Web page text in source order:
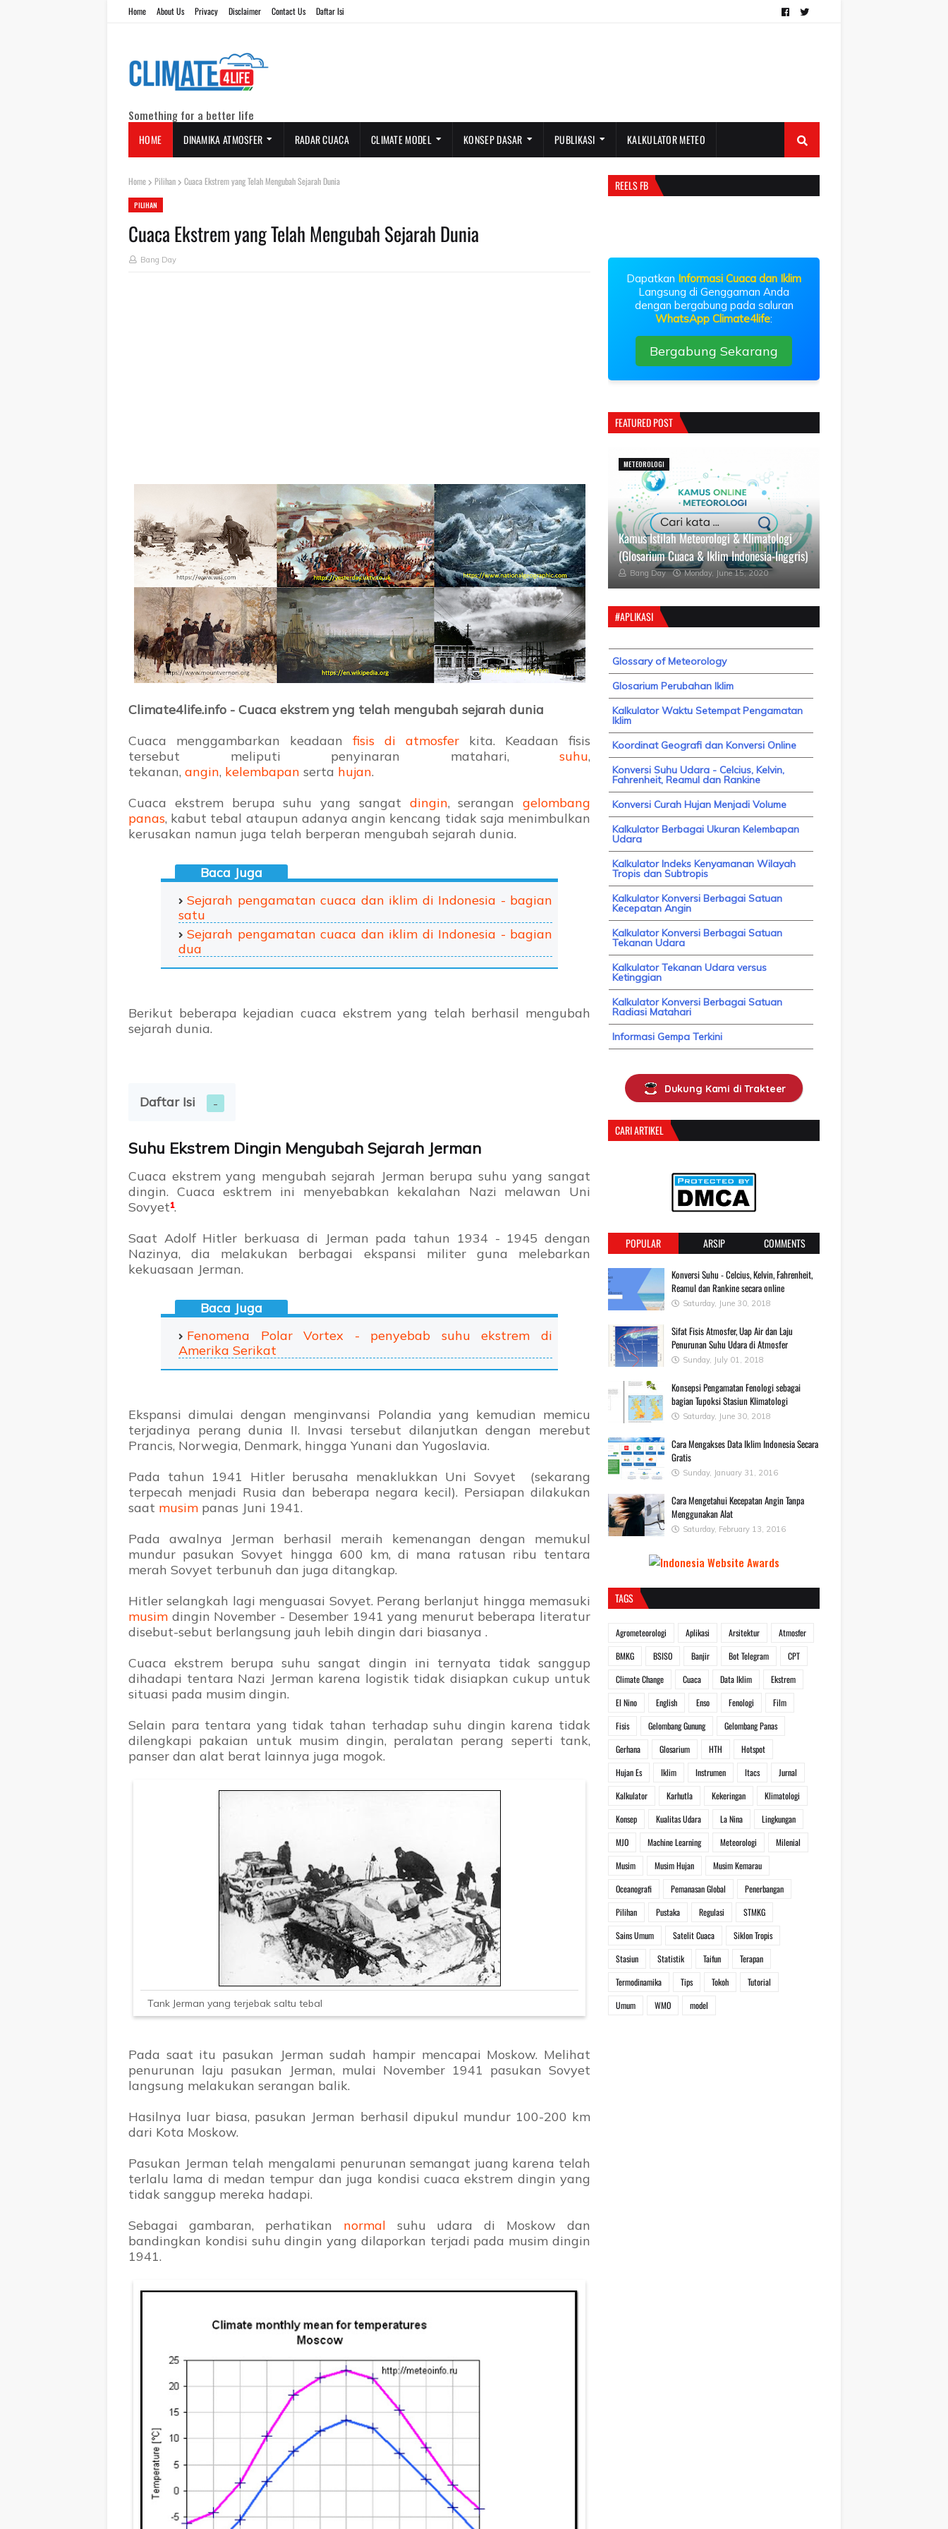
Home About Us Privacy Disclaimer Contact Us Daftar Isi
Something for a better life
HOME DINAMIKA ATMOSFER RADAR CUACA CLIMATE MODEL KONSEP DASAR PUBLIKASI KALKULATOR METEO
Home Pilihan Cuaca Ekstrem yang Telah Mengubah Sejarah Dunia
PILIHAN
Cuaca Ekstrem yang Telah Mengubah Sejarah Dunia
Bang Day
Climate4life.info - Cuaca ekstrem yng telah mengubah sejarah dunia
Cuaca menggambarkan keadaan fisis di atmosfer kita. Keadaan fisis
tersebut meliputi penyinaran matahari, suhu,
tekanan, angin, kelembapan serta hujan.
Cuaca ekstrem berupa suhu yang sangat dingin, serangan gelombang
panas, kabut tebal ataupun adanya angin kencang tidak saja menimbulkan
kerusakan namun juga telah berperan mengubah sejarah dunia.
Sejarah pengamatan cuaca dan iklim di Indonesia - bagian
satu
Sejarah pengamatan cuaca dan iklim di Indonesia - bagian
dua
Berikut beberapa kejadian cuaca ekstrem yang telah berhasil mengubah
sejarah dunia.
Daftar Isi
Suhu Ekstrem Dingin Mengubah Sejarah Jerman
Cuaca ekstrem yang mengubah sejarah Jerman berupa suhu yang sangat
dingin. Cuaca esktrem ini menyebabkan kekalahan Nazi melawan Uni
Sovyet¹.
Saat Adolf Hitler berkuasa di Jerman pada tahun 1934 - 1945 dengan
Nazinya, dia melakukan berbagai ekspansi militer guna melebarkan
kekuasaan Jerman.
Fenomena Polar Vortex - penyebab suhu ekstrem di
Amerika Serikat
Ekspansi dimulai dengan menginvansi Polandia yang kemudian memicu
terjadinya perang dunia II. Invasi tersebut dilanjutkan dengan merebut
Prancis, Norwegia, Denmark, hingga Yunani dan Yugoslavia.
Pada tahun 1941 Hitler berusaha menaklukkan Uni Sovyet (sekarang
terpecah menjadi Rusia dan beberapa negara kecil). Persiapan dilakukan
saat musim panas Juni 1941.
Pada awalnya Jerman berhasil meraih kemenangan dengan memukul
mundur pasukan Sovyet hingga 600 km, di mana ratusan ribu tentara
merah Sovyet terbunuh dan juga ditangkap.
Hitler selangkah lagi menguasai Sovyet. Perang berlanjut hingga memasuki
musim dingin November - Desember 1941 yang menurut beberapa literatur
disebut-sebut berlangsung jauh lebih dingin dari biasanya .
Cuaca ekstrem berupa suhu sangat dingin ini ternyata tidak sanggup
dihadapi tentara Nazi Jerman karena logistik tidak disiapkan cukup untuk
situasi pada musim dingin.
Selain para tentara yang tidak tahan terhadap suhu dingin karena tidak
dilengkapi pakaian untuk musim dingin, peralatan perang seperti tank,
panser dan alat berat lainnya juga mogok.
Tank Jerman yang terjebak saltu tebal
Pada saat itu pasukan Jerman sudah hampir mencapai Moskow. Melihat
penurunan laju pasukan Jerman, mulai November 1941 pasukan Sovyet
langsung melakukan serangan balik.
Hasilnya luar biasa, pasukan Jerman berhasil dipukul mundur 100-200 km
dari Kota Moskow.
Pasukan Jerman telah mengalami penurunan semangat juang karena telah
terlalu lama di medan tempur dan juga kondisi cuaca ekstrem dingin yang
tidak sanggup mereka hadapi.
Sebagai gambaran, perhatikan normal suhu udara di Moskow dan
bandingkan kondisi suhu dingin yang dilaporkan terjadi pada musim dingin
1941.
REELS FB
Dapatkan Informasi Cuaca dan Iklim
Langsung di Genggaman Anda
dengan bergabung pada saluran
WhatsApp Climate4life:
Bergabung Sekarang
FEATURED POST
METEOROLOGI
Kamus Istilah Meteorologi & Klimatologi
(Glosarium Cuaca & Iklim Indonesia-Inggris)
Bang Day Monday, June 15, 2020
#APLIKASI
Glossary of Meteorology
Glosarium Perubahan Iklim
Kalkulator Waktu Setempat Pengamatan
Iklim
Koordinat Geografi dan Konversi Online
Konversi Suhu Udara - Celcius, Kelvin,
Fahrenheit, Reamul dan Rankine
Konversi Curah Hujan Menjadi Volume
Kalkulator Berbagai Ukuran Kelembapan
Udara
Kalkulator Indeks Kenyamanan Wilayah
Tropis dan Subtropis
Kalkulator Konversi Berbagai Satuan
Kecepatan Angin
Kalkulator Konversi Berbagai Satuan
Tekanan Udara
Kalkulator Tekanan Udara versus
Ketinggian
Kalkulator Konversi Berbagai Satuan
Radiasi Matahari
Informasi Gempa Terkini
Dukung Kami di Trakteer
CARI ARTIKEL
POPULAR ARSIP COMMENTS
Konversi Suhu - Celcius, Kelvin, Fahrenheit,
Reamul dan Rankine secara online
Saturday, June 30, 2018
Sifat Fisis Atmosfer, Uap Air dan Laju
Penurunan Suhu Udara di Atmosfer
Sunday, July 01, 2018
Konsepsi Pengamatan Fenologi sebagai
bagian Tupoksi Stasiun Klimatologi
Saturday, June 30, 2018
Cara Mengakses Data Iklim Indonesia Secara
Gratis
Sunday, January 31, 2016
Cara Mengetahui Kecepatan Angin Tanpa
Menggunakan Alat
Saturday, February 13, 2016
TAGS
Agrometeorologi Aplikasi Arsitektur
Atmosfer
BMKG
BSISO Banjir Bot Telegram
CPT
Climate Change
Cuaca Data Iklim
Ekstrem
El Nino
English Enso Fenologi
Film
Fisis
Gelombang Gunung
Gelombang Panas
Gerhana
Glosarium HTH
Hotspot
Hujan Es
Iklim Instrumen Itacs
Jurnal
Kalkulator
Karhutla Kekeringan
Klimatologi
Konsep
Kualitas Udara La Nina
Lingkungan
MJO
Machine Learning Meteorologi
Milenial
Musim
Musim Hujan
Musim Kemarau
Oceanografi
Pemanasan Global
Penerbangan
Pilihan
Pustaka Regulasi
STMKG
Sains Umum
Satelit Cuaca
Siklon Tropis
Stasiun
Statistik Taifun
Terapan
Termodinamika
Tips Tokoh
Tutorial
Umum
WMO model